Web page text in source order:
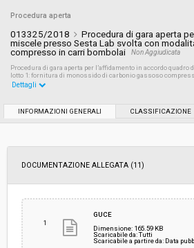
Procedura aperta
013325/2018
Procedura di gara aperta
miscele presso Sesta Lab svolta con
compresso in carri bombolai
Non Aggiudicata
Procedura di gara aperta per l’affidamento in accordo
lotto 1: fornitura di monossido di carbonio gassoso
Data pubblicazione:
Svolgimento:
Responsabile attuale:
Dettagli
INFORMAZIONI GENERALI CLASSIFICAZIONE
DOCUMENTAZIONE ALLEGATA (11)
1
GUCE
Dimensione: 165.59 KB
Scaricabile da: Tutti
Scaricabile a partire da: Data